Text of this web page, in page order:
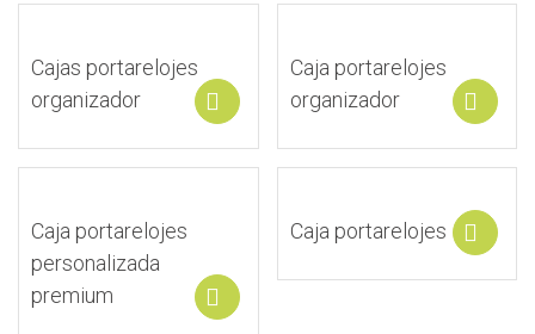
Cajas portarelojes
organizador
Select options
Caja portarelojes
organizador
Caja portarelojes
personalizada
premium
Caja portarelojes